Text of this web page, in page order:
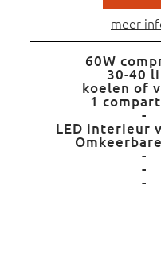
meer
60W
30-40
koelen of
1
-
LED interieur
-
-
-